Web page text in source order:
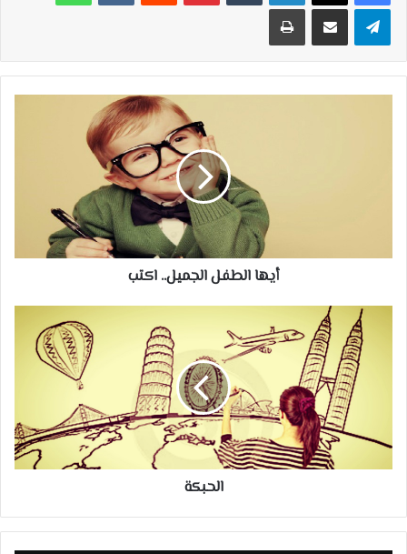
تيلقرام مشاركة عبر البريد طباعة
أيها الطفل الجميل.. اكتب
الحبكة
الحبكة